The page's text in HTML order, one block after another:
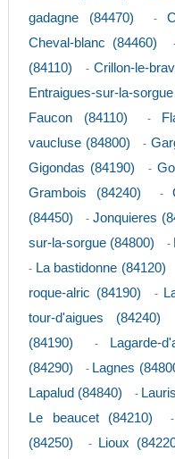
gadagne (84470)
-
Cheval-blanc (84460)
(84110)
-Crillon-le-
Entraigues-sur-la-
Faucon (84110) -
vaucluse (84800)
-
Gigondas (84190) -
Grambois (84240) -
(84450)
- Jonquieres
sur-la-sorgue (84800)
-
- La bastidonne (84120)
roque-alric (84190)
-
tour-d'aigues (84240)
(84190)
- Lagarde-
(84290)
- Lagnes
Lapalud (84840) -
Le beaucet (84210)
(84250)
- Lioux